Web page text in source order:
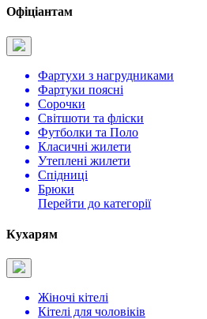
Офіціантам
Фартухи з нагрудниками
Фартуки поясні
Сорочки
Світшоти та фліски
Футболки та Поло
Класичні жилети
Утеплені жилети
Спідниці
Брюки
Перейти до категорії
Кухарям
Жіночі кітелі
Кітелі для чоловіків